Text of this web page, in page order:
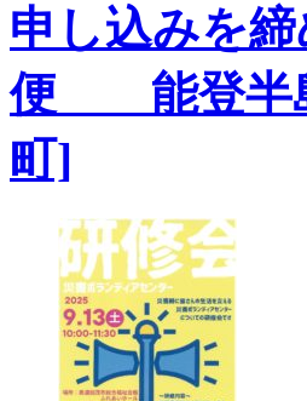
申し込みを
便 能登半島
町]